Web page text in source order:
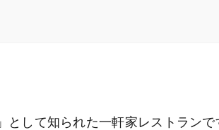
して知られた一軒家レストラン